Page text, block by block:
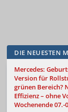
DIE NEUESTEN
Mercedes:
Version für
grünen Bereich?
Effizienz – ohne
Wochenende 07.-